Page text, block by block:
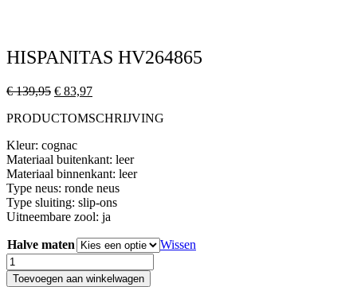
HISPANITAS HV264865
€139,95 Oorspronkelijke
was:
€ 83,97Huidige
is:
PRODUCTOMSCHRIJVING
Kleur: cognac
Materiaal buitenkant: leer
Materiaal binnenkant: leer
Type neus: ronde neus
Type sluiting: slip-ons
Uitneembare zool: ja
Halve maten
Wissen
HISPANITAS
HV264865
Toevoegen aan winkelwagen